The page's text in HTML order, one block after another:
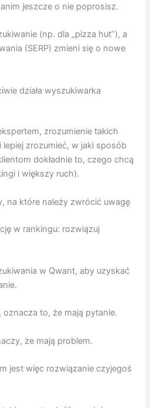
jeszcze o nie poprosisz.
(np. dla „pizza hut”), a
(SERP) zmieni się o nowe
działa wyszukiwarka
zrozumienie takich
zrozumieć, w jaki sposób
dokładnie to, czego chcą
i większy ruch).
na które należy zwrócić uwagę
w rankingu: rozwiązuj
w Qwant, aby uzyskać
to, że mają pytanie.
że mają problem.
jest więc rozwiązanie czyjegoś